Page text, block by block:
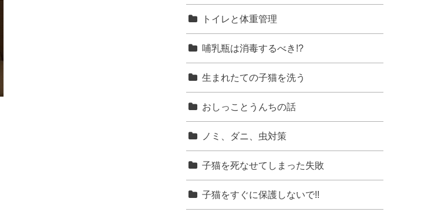
トイレと体重管理
哺乳瓶は消毒するべき!?
生まれたての子猫を洗う
おしっことうんちの話
ノミ、ダニ、虫対策
子猫を死なせてしまった失敗
子猫をすぐに保護しないで!!